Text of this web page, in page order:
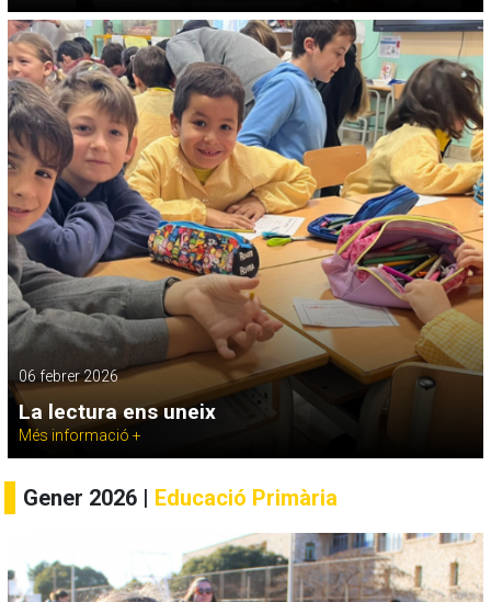
06 febrer 2026
La lectura ens uneix
Més informació +
Gener 2026 | Educació Primària